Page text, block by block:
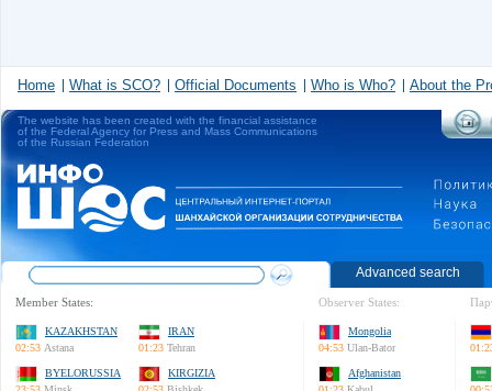
Home What is SCO? Official Documents Who is Who? About the
The website has been created with the financial assistance
of the Federal Agency for Press and Mass Communications
of the Russian Federation
Advanced search
Member States:
KAZAKHSTAN
02:53 Astana
IRAN
01:23 Tehran
BYELORUSSIA
KIRGIZIA
Observer States:
Mongolia
04:53 Ulan-Bator
Afghanistan